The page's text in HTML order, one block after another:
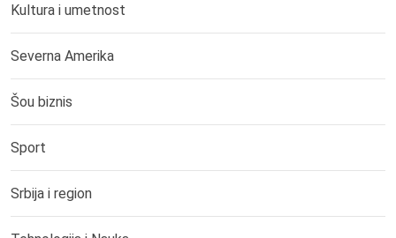
Kultura i umetnost
Severna Amerika
Šou biznis
Sport
Srbija i region